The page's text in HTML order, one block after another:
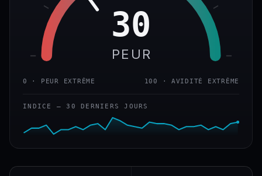
30
PEUR
0 · PEUR EXTRÊME 100 · AVIDITÉ EXTRÊME
INDICE — 30 DERNIERS JOURS